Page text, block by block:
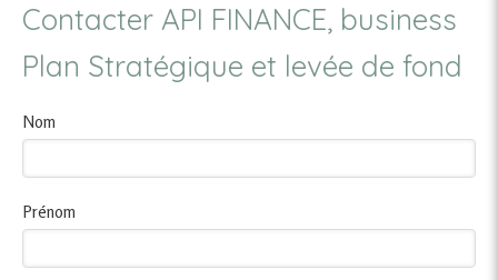
Contacter API FINANCE, business
Plan Stratégique et levée de fond
Nom
Prénom